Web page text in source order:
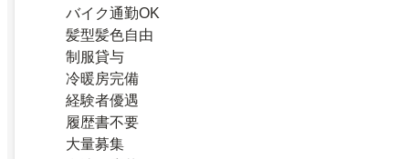
バイク通勤OK
髪型髪色自由
制服貸与
冷暖房完備
経験者優遇
履歴書不要
大量募集